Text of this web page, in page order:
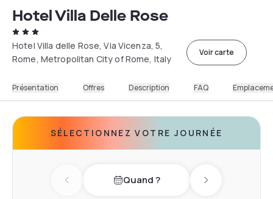
Hotel Villa Delle Rose
Hotel Villa delle Rose, Via Vicenza, 5,
Rome, Metropolitan City of Rome, Italy
Voir carte
Présentation Offres Description FAQ
SÉLECTIONNEZ VOTRE JOURNÉE
Previous dayQuand ? Next day